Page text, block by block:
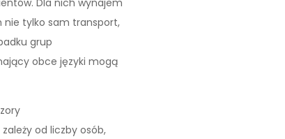
nie tylko sam transport,
grup
obce języki mogą
od liczby osób,